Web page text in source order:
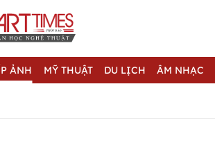
ẢNH MỸ THUẬT DU LỊCH ÂM NHẠC